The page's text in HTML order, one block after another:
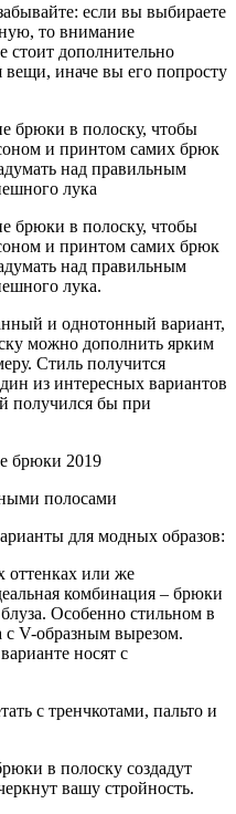
если вы выбираете
то внимание
стоит дополнительно
вещи, иначе вы его попросту
брюки в полоску, чтобы
и принтом самих брюк
над правильным
лука
брюки в полоску, чтобы
и принтом самих брюк
над правильным
лука.
и однотонный вариант,
можно дополнить ярким
Стиль получится
из интересных вариантов
получился бы при
брюки 2019
полосами
для модных образов:
оттенках или же
комбинация – брюки
Особенно стильном в
с V-образным вырезом.
носят с
с тренчкотами, пальто и
в полоску создадут
вашу стройность.